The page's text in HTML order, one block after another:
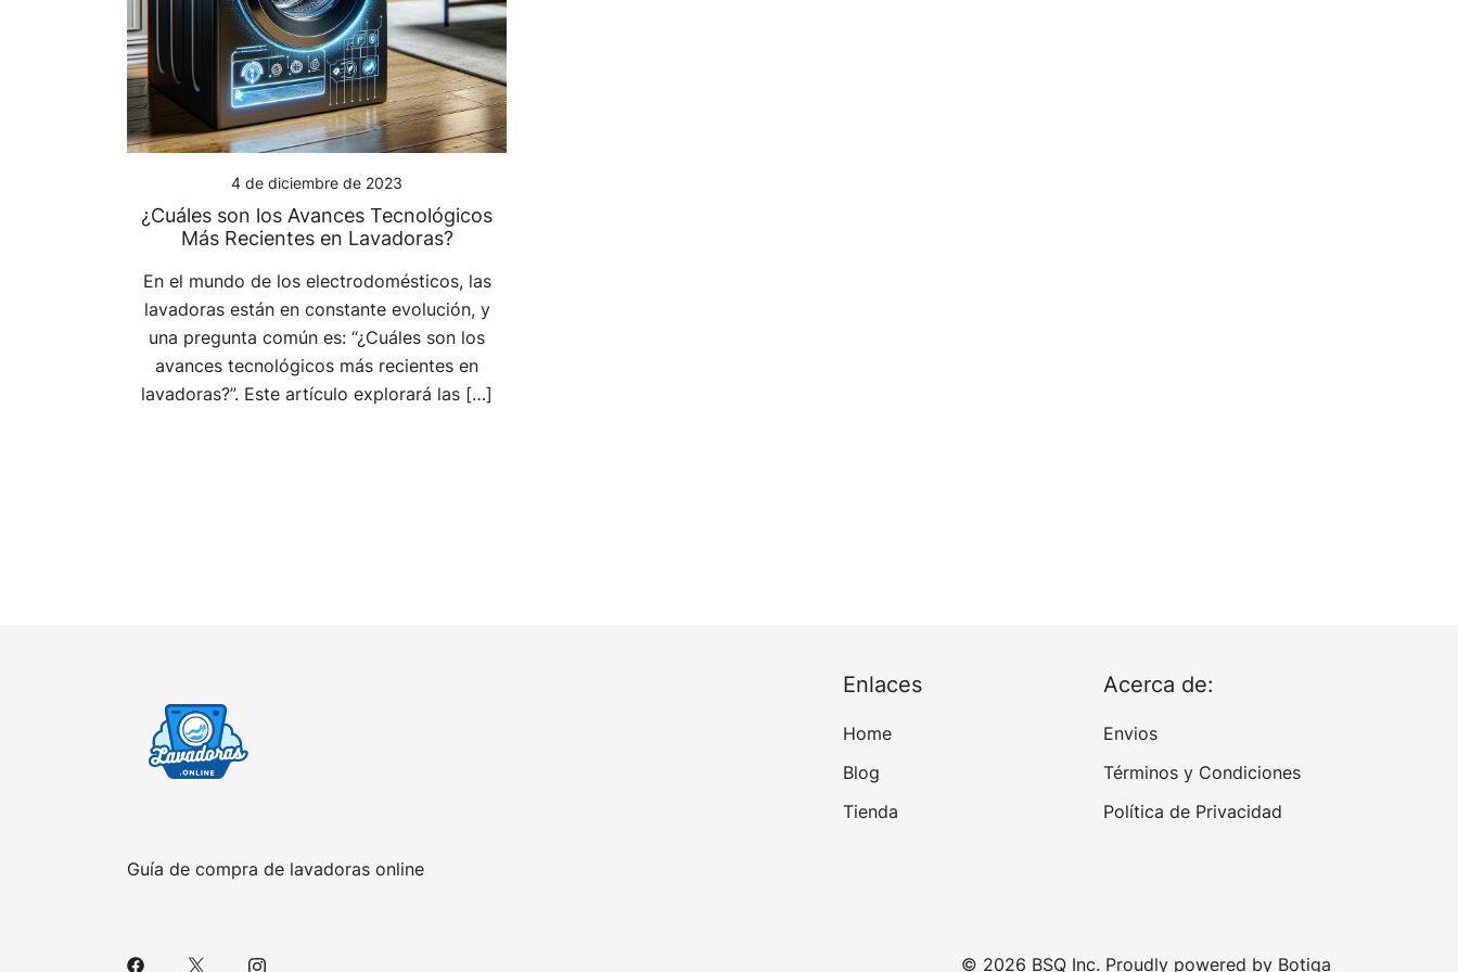
4 de diciembre de 2023
¿Cuáles son los Avances Tecnológicos
Más Recientes en Lavadoras?
En el mundo de los electrodomésticos, las
lavadoras están en constante evolución, y
una pregunta común es: “¿Cuáles son los
avances tecnológicos más recientes en
lavadoras?”. Este artículo explorará las […]
Guía de compra de lavadoras online
Enlaces
Home
Blog
Tienda
Acerca de:
Envios
Términos y Condiciones
Política de Privacidad
© 2026 BSQ Inc. Proudly powered by Botiga